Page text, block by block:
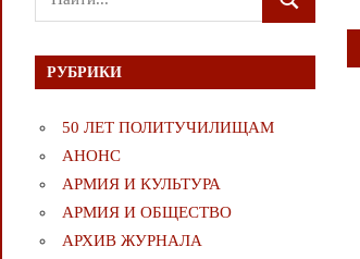
для:
ПОИСК
РУБРИКИ
50 ЛЕТ ПОЛИТУЧИЛИЩАМ
АНОНС
АРМИЯ И КУЛЬТУРА
АРМИЯ И ОБЩЕСТВО
АРХИВ ЖУРНАЛА